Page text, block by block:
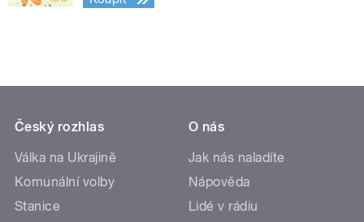
Český rozhlas
Válka na Ukrajině
Komunální volby
Stanice
O nás
Jak nás naladíte
Nápověda
Lidé v rádiu